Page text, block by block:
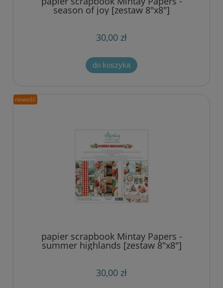
season of joy [zestaw 8"x8"]
30,00 zł
do koszyka
papier scrapbook Mintay Papers -
summer highlands [zestaw 8"x8"]
30,00 zł
nowość